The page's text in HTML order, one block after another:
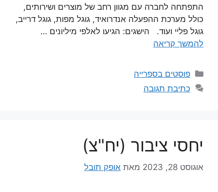
התפתחה לחברה עם מגוון רחב של מוצרים ושירותים,
כולל מערכת ההפעלה אנדרואיד, גוגל מפות, גוגל דרייב,
גוגל פליי ועוד. הישגים: הגיעו לאלפי מיליונים …
להמשך קריאה
קטגוריות
פוסטים בספרייה
כתיבת תגובה
יחסי ציבור (יח"צ)
אוגוסט 28, 2023 מאת אופק תובל